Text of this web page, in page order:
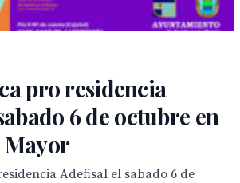
pro residencia
6 de octubre en
Mayor
Adefisal el sabado 6 de